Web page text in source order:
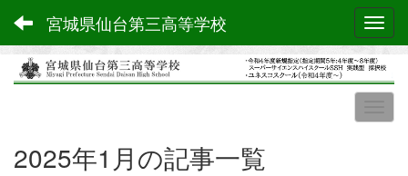
宮城県仙台第三高等学校
2025年1月の記事一覧